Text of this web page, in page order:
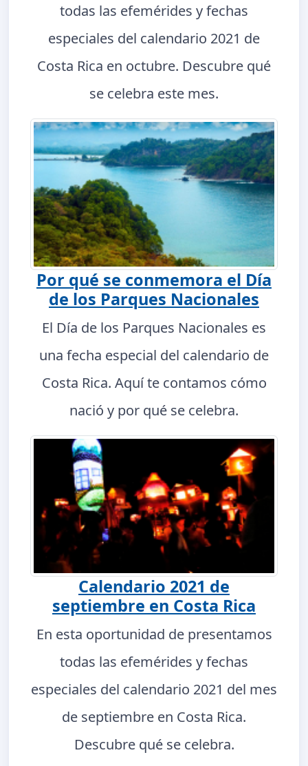
todas las efemérides y fechas
especiales del calendario 2021 de
Costa Rica en octubre. Descubre qué
se celebra este mes.
Por qué se conmemora el Día
de los Parques Nacionales
El Día de los Parques Nacionales es
una fecha especial del calendario de
Costa Rica. Aquí te contamos cómo
nació y por qué se celebra.
Calendario 2021 de
septiembre en Costa Rica
En esta oportunidad de presentamos
todas las efemérides y fechas
especiales del calendario 2021 del mes
de septiembre en Costa Rica.
Descubre qué se celebra.